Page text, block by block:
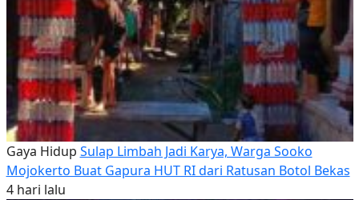
Gaya Hidup Sulap Limbah Jadi Karya, Warga Sooko
Mojokerto Buat Gapura HUT RI dari Ratusan Botol Bekas
4 hari lalu